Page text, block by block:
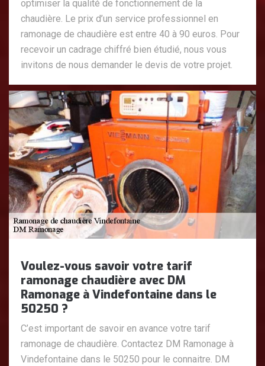
optimiser la qualité de fonctionnement de la
chaudière. Le prix d’un service professionnel en
ramonage de chaudière est entre 40 à 90 euros. Pour
recevoir un cadrage chiffré bien étudié, nous vous
invitons de nous demander le devis de votre projet.
Voulez-vous savoir votre tarif
ramonage chaudière avec DM
Ramonage à Vindefontaine dans le
50250 ?
C’est important de savoir en avance votre tarif
ramonage de chaudière. Contactez DM Ramonage à
Vindefontaine dans le 50250 pour le connaitre. DM